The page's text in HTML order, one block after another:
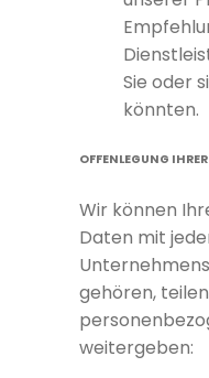
Sie oder
könnten.
OFFENLEGUNG
Wir können
Daten mit
gehören,
weitergeben: